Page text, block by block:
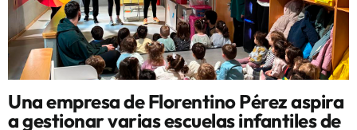
Una empresa de Florentino Pérez aspira
a gestionar varias escuelas infantiles de